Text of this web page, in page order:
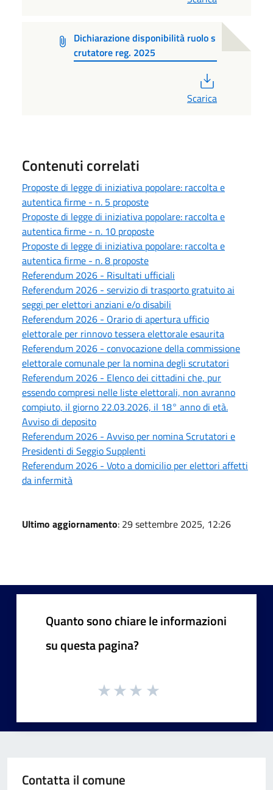
Dichiarazione disponibilità ruolo s
crutatore reg. 2025
Scarica
Contenuti correlati
Proposte di legge di iniziativa popolare: raccolta e
autentica firme - n. 5 proposte
Proposte di legge di iniziativa popolare: raccolta e
autentica firme - n. 10 proposte
Proposte di legge di iniziativa popolare: raccolta e
autentica firme - n. 8 proposte
Referendum 2026 - Risultati ufficiali
Referendum 2026 - servizio di trasporto gratuito ai
seggi per elettori anziani e/o disabili
Referendum 2026 - Orario di apertura ufficio
elettorale per rinnovo tessera elettorale esaurita
Referendum 2026 - convocazione della commissione
elettorale comunale per la nomina degli scrutatori
Referendum 2026 - Elenco dei cittadini che, pur
essendo compresi nelle liste elettorali, non avranno
compiuto, il giorno 22.03.2026, il 18° anno di età.
Avviso di deposito
Referendum 2026 - Avviso per nomina Scrutatori e
Presidenti di Seggio Supplenti
Referendum 2026 - Voto a domicilio per elettori affetti
da infermità
Ultimo aggiornamento: 29 settembre 2025, 12:26
Quanto sono chiare le informazioni
su questa pagina?
Contatta il comune